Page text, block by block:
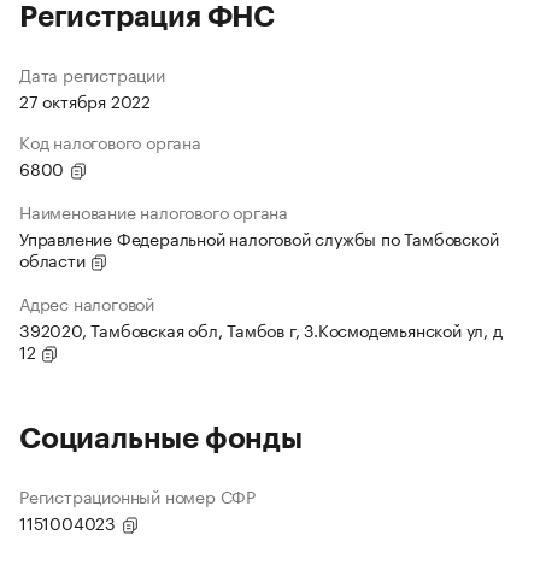
Регистрация ФНС
Дата регистрации
27 октября 2022
Код налогового органа
6800
Наименование налогового органа
Управление Федеральной налоговой службы по Тамбовской
области
Адрес налоговой
392020, Тамбовская обл, Тамбов г, З.Космодемьянской ул, д
12
Социальные фонды
Регистрационный номер СФР
1151004023